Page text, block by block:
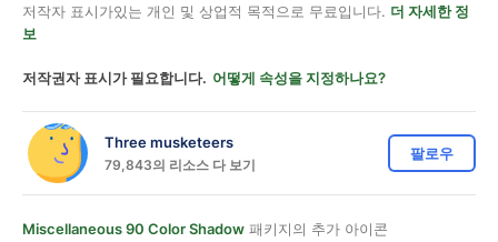
저작자 표시가있는 개인 및 상업적 목적으로 무료입니다. 더 자세한 정
보
저작권자 표시가 필요합니다. 어떻게 속성을 지정하나요?
Three musketeers
79,843의 리소스 다 보기
팔로우
Miscellaneous 90 Color Shadow 패키지의 추가 아이콘